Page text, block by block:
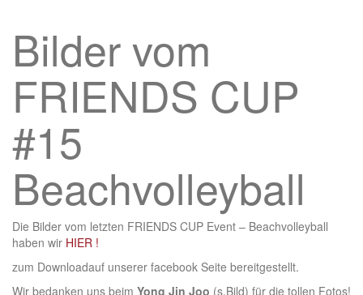
Bilder vom
FRIENDS CUP
#15
Beachvolleyball
Die Bilder vom letzten FRIENDS CUP Event – Beachvolleyball
haben wir HIER !
zum Downloadauf unserer facebook Seite bereitgestellt.
Wir bedanken uns beim Yong Jin Joo (s.Bild) für die tollen Fotos!